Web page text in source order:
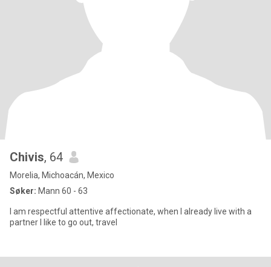
Chivis, 64
Morelia, Michoacán, Mexico
Søker: Mann 60 - 63
I am respectful attentive affectionate, when I already live with a
partner I like to go out, travel